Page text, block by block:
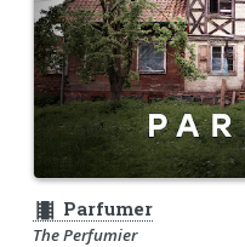
theaters Parfumer
The Perfumier